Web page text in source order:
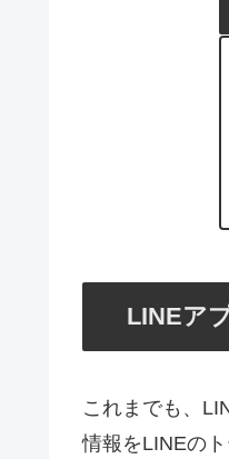
LINEア
これまでも、
情報をLINEの